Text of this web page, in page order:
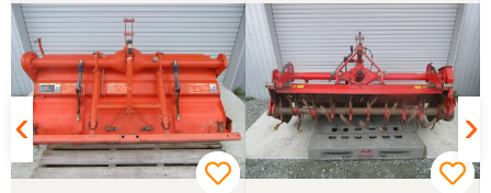
10月にコンバインを購入させていただきました、香
川県から熊本県まで運んでもらい、 とても親切に機
械の説明をしていただき感謝しています。 そして、
この度無事に稲刈りを行い、終了しました。 農機リ
ンクスさん、ありがとうございました。